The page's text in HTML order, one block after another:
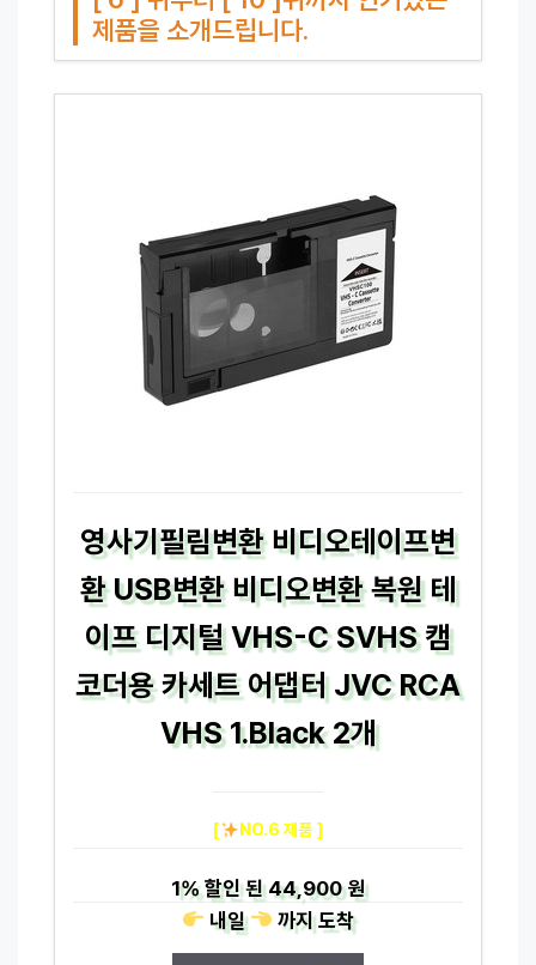
제품을 소개드립니다.
영사기필림변환 비디오테이프변
환 USB변환 비디오변환 복원 테
이프 디지털 VHS-C SVHS 캠
코더용 카세트 어댑터 JVC RCA
VHS 1.Black 2개
[ NO.6 제품 ]
1%할인 된44,900 원
내일
까지도착